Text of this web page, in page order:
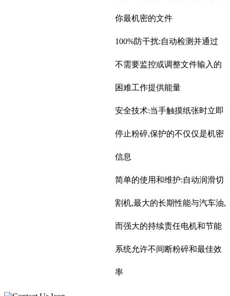
你最机密的文件
100%防干扰:自动检测并通过
不需要监控或调整文件输入的
困难工作提供能量
安全技术:当手触摸纸张时立即
停止粉碎,保护的不仅仅是机密
信息
简单的使用和维护:自动润滑切
割机,最大的长期性能与汽车油,
而强大的持续责任电机和节能
系统允许不间断粉碎和最佳效
率